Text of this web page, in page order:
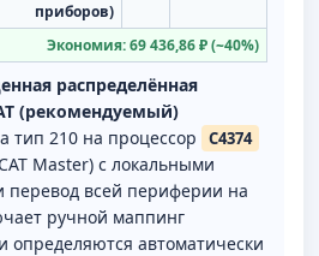
приборов)
Экономия: 69 436,86 ₽ (~40%)
распределённая
(рекомендуемый)
тип 210 на процессор
C4374
Master) с локальными
перевод всей периферии на
ручной маппинг
определяются автоматически